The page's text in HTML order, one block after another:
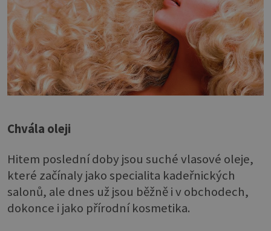
Chvála oleji
Hitem poslední doby jsou suché vlasové oleje,
které začínaly jako specialita kadeřnických
salonů, ale dnes už jsou běžně i v obchodech,
dokonce i jako přírodní kosmetika.